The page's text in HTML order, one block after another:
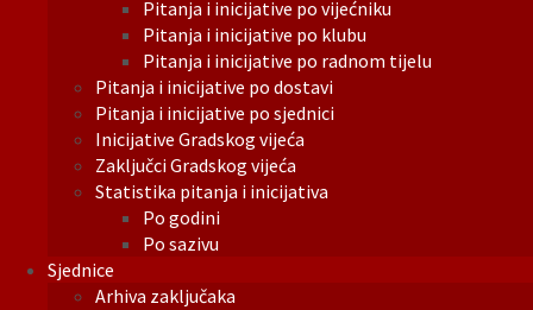
Pitanja i inicijative po vijećniku
Pitanja i inicijative po klubu
Pitanja i inicijative po radnom tijelu
Pitanja i inicijative po dostavi
Pitanja i inicijative po sjednici
Inicijative Gradskog vijeća
Zaključci Gradskog vijeća
Statistika pitanja i inicijativa
Po godini
Po sazivu
Sjednice
Arhiva zaključaka